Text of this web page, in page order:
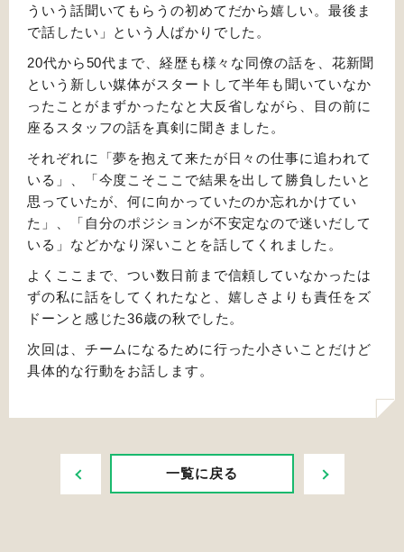
ういう話聞いてもらうの初めてだから嬉しい。最後ま
で話したい」という人ばかりでした。
20代から50代まで、経歴も様々な同僚の話を、花新聞
という新しい媒体がスタートして半年も聞いていなか
ったことがまずかったなと大反省しながら、目の前に
座るスタッフの話を真剣に聞きました。
それぞれに「夢を抱えて来たが日々の仕事に追われて
いる」、「今度こそここで結果を出して勝負したいと
思っていたが、何に向かっていたのか忘れかけてい
た」、「自分のポジションが不安定なので迷いだして
いる」などかなり深いことを話してくれました。
よくここまで、つい数日前まで信頼していなかったは
ずの私に話をしてくれたなと、嬉しさよりも責任をズ
ドーンと感じた36歳の秋でした。
次回は、チームになるために行った小さいことだけど
具体的な行動をお話します。
一覧に戻る